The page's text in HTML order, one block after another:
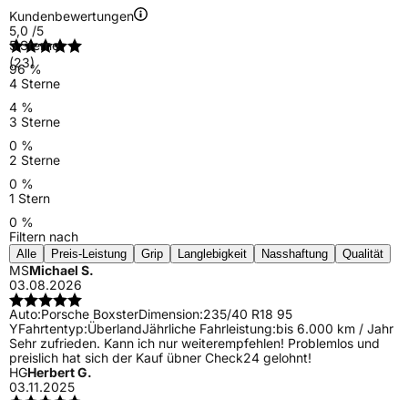
Kundenbewertungen
5,0 /5
(23)
5 Sterne
96 %
4 Sterne
4 %
3 Sterne
0 %
2 Sterne
0 %
1 Stern
0 %
Filtern nach
Alle Preis-Leistung Grip Langlebigkeit Nasshaftung Qualität
MSMichael S.
03.08.2026
Auto:Porsche BoxsterDimension:235/40 R18 95
YFahrtentyp:ÜberlandJährliche Fahrleistung:bis 6.000 km / Jahr
Sehr zufrieden. Kann ich nur weiterempfehlen! Problemlos und
preislich hat sich der Kauf übner Check24 gelohnt!
HGHerbert G.
03.11.2025